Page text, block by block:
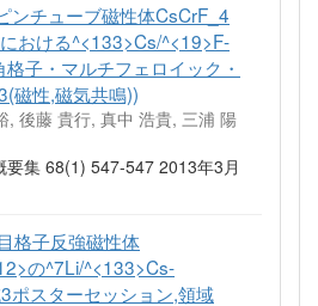
ンチューブ磁性体CsCrF_4
おける^<133>Cs/^<19>F-
子・マルチフェロイック・
磁性,磁気共鳴))
, 後藤 貴行, 真中 浩貴, 三浦 陽
要集 68(1) 547-547 2013年3月
格子反強磁性体
の^7Li/^<133>Cs-
ポスターセッション,領域